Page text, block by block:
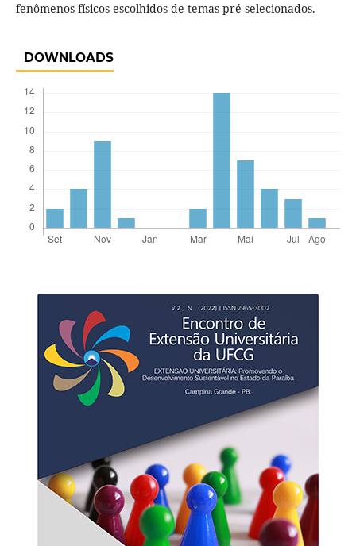
fenômenos físicos escolhidos de temas pré-selecionados.
DOWNLOADS